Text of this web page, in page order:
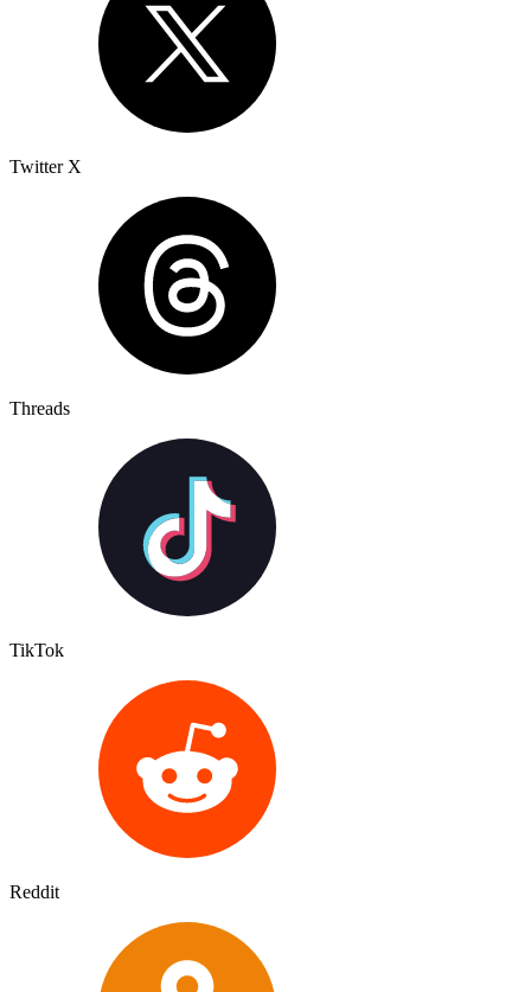
Twitter X
Threads
TikTok
Reddit